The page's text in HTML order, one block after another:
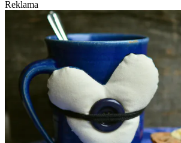
Reklama